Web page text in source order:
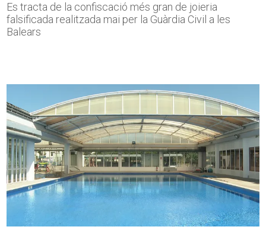
Es tracta de la confiscació més gran de joieria
falsificada realitzada mai per la Guàrdia Civil a les
Balears